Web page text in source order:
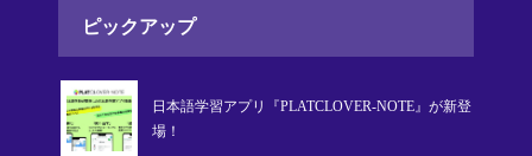
ピックアップ
日本語学習アプリ『PLATCLOVER-NOTE』が新登
場！